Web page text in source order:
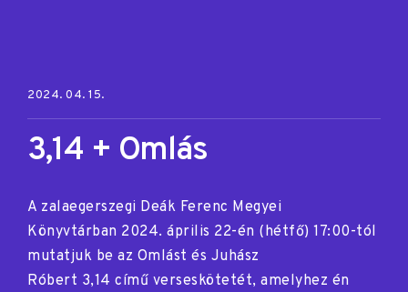
Posted on:
2024. 04. 15.
3,14 + Omlás
A zalaegerszegi Deák Ferenc Megyei
Könyvtárban 2024. április 22-én (hétfő) 17:00-tól
mutatjuk be az Omlást és Juhász
Róbert 3,14 című verseskötetét, amelyhez én